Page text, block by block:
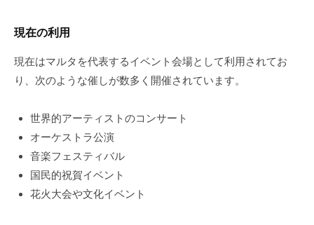
現在の利用
現在はマルタを代表するイベント会場として利用されてお
り、次のような催しが数多く開催されています。
世界的アーティストのコンサート
オーケストラ公演
音楽フェスティバル
国民的祝賀イベント
花火大会や文化イベント